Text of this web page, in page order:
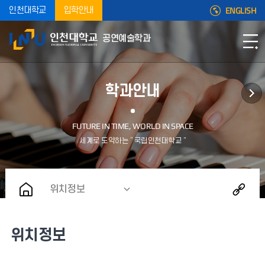
인천대학교 입학안내 ENGLISH
공연예술학과
학과안내
위치정보
위치정보